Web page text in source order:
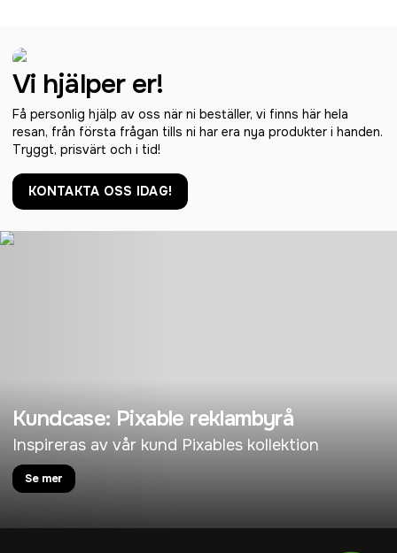
Vi hjälper er!
Få personlig hjälp av oss när ni beställer, vi finns här hela
resan, från första frågan tills ni har era nya produkter i handen.
Tryggt, prisvärt och i tid!
KONTAKTA OSS IDAG!
Kundcase: Pixable reklambyrå
Inspireras av vår kund Pixables kollektion
Se mer